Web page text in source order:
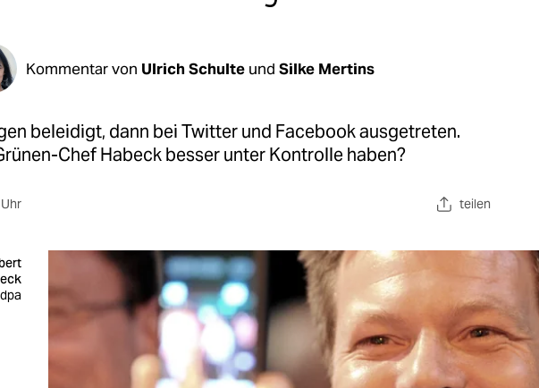
Kommentar von Ulrich Schulte und Silke Mertins
beleidigt, dann bei Twitter und Facebook ausgetreten.
Chef Habeck besser unter Kontrolle haben?
teilen